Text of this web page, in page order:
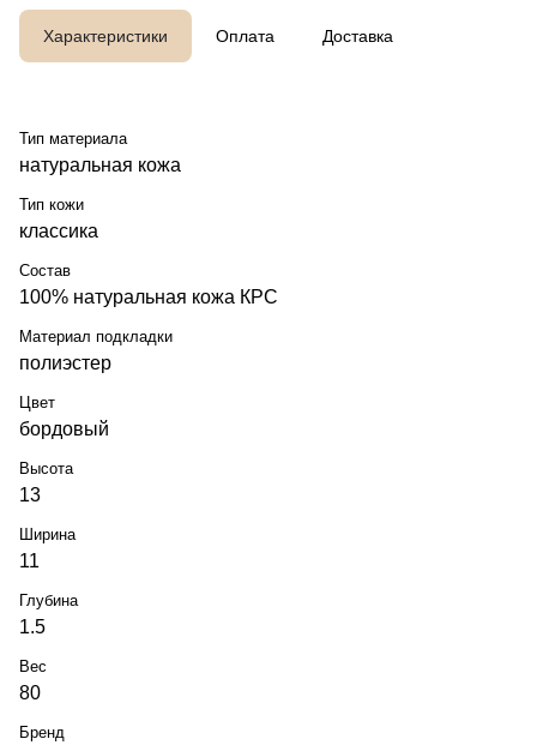
Характеристики Оплата Доставка
Тип материала
натуральная кожа
Тип кожи
классика
Состав
100% натуральная кожа КРС
Материал подкладки
полиэстер
Цвет
бордовый
Высота
13
Ширина
11
Глубина
1.5
Вес
80
Бренд